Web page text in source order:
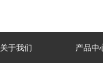
关于我们 产品中